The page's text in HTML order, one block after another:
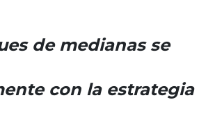
de medianas se
con la estrategia